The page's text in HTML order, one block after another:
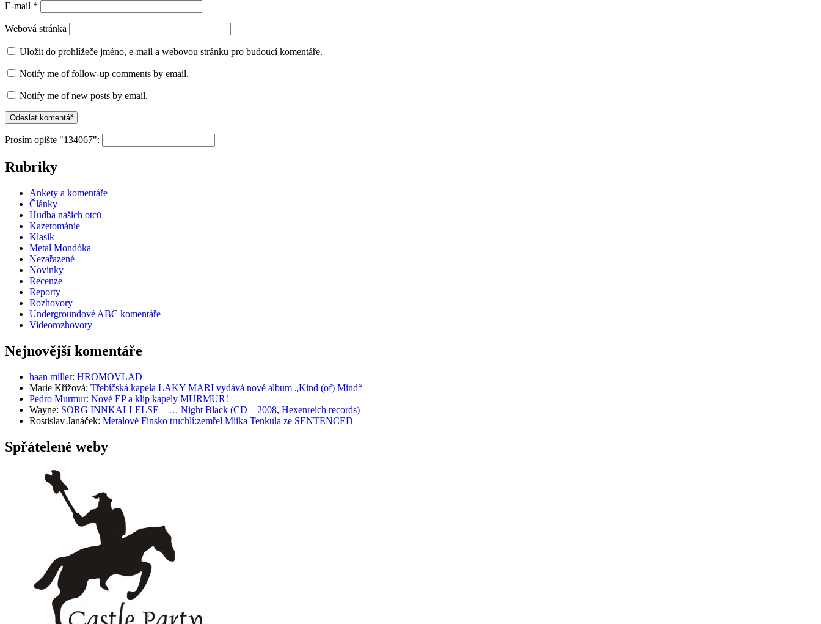
E-mail *
Webová stránka
Uložit do prohlížeče jméno, e-mail a webovou stránku pro budoucí komentáře.
Notify me of follow-up comments by email.
Notify me of new posts by email.
Prosím opište "134067":
Rubriky
Ankety a komentáře
Články
Hudba našich otců
Kazetománie
Klasik
Metal Mondóka
Nezařazené
Novinky
Recenze
Reporty
Rozhovory
Undergroundové ABC komentáře
Videorozhovory
Nejnovější komentáře
haan miller: HROMOVLAD
Marie Křížová: Třebíčská kapela LAKY MARI vydává nové album „Kind (of) Mind“
Pedro Murmur: Nové EP a klip kapely MURMUR!
Wayne: SORG INNKALLELSE – … Night Black (CD – 2008, Hexenreich records)
Rostislav Janáček: Metalové Finsko truchlí:zemřel Miika Tenkula ze SENTENCED
Spřátelené weby